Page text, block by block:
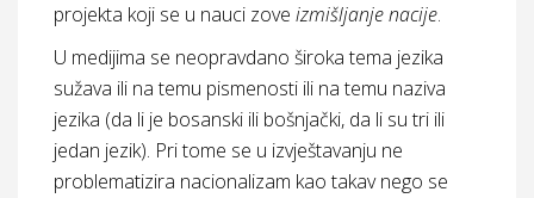
projekta koji se u nauci zove izmišljanje nacije.
U medijima se neopravdano široka tema jezika
sužava ili na temu pismenosti ili na temu naziva
jezika (da li je bosanski ili bošnjački, da li su tri ili
jedan jezik). Pri tome se u izvještavanju ne
problematizira nacionalizam kao takav nego se